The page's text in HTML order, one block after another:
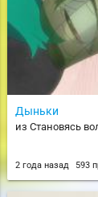
Дыньки
из Становясь
2 года назад 593